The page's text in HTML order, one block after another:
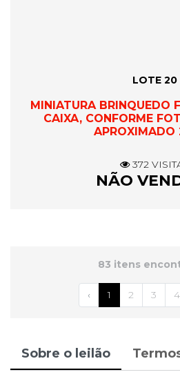
LOTE 20
MINIATURA BRINQUEDO
CAIXA, CONFORME
APROXIMADO
372
NÃO
83 itens
‹ 1 2 3 4
Sobre o leilão